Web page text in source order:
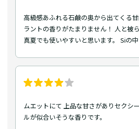
高級感あふれる石鹸の奥から出てくる
ラントの香りがたまりません！ 人と被
真夏でも使いやすいと思います。 Siの
ムエットにて 上品な甘さがありセクシ
ルが似合いそうな香りです。